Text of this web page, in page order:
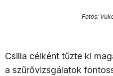
Fotós:
Csilla célként tűzte ki
a szűrővizsgálatok